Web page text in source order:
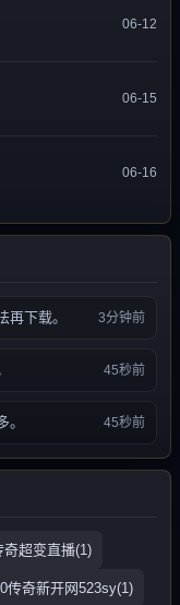
06-12
06-15
06-16
下载。 3分钟前
45秒前
45秒前
奇超变直播(1)
传奇新开网523sy(1)